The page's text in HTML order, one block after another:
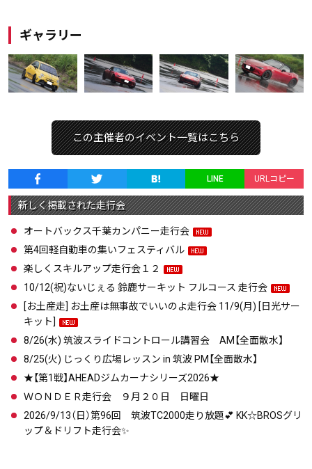
ギャラリー
この主催者のイベント一覧はこちら
LINE URLコピー
新しく掲載された走行会
オートバックス千葉カンパニー走行会
第4回軽自動車の集いフェスティバル
楽しくスキルアップ走行会１２
10/12(祝)ないじぇる 鈴鹿サーキット フルコース 走行会
[お土産走] お土産は無事故でいいのよ走行会 11/9(月) [日光サー
キット]
8/26(水) 筑波スライドコントロール講習会 AM【全面散水】
8/25(火) じっくり広場レッスン in 筑波 PM【全面散水】
★【第1戦】AHEADジムカーナシリーズ2026★
ＷＯＮＤＥＲ走行会 ９月２０日 日曜日
2026/9/13（日）第96回 筑波TC2000走り放題💕 KK☆BROSグリ
ップ＆ドリフト走行会✨